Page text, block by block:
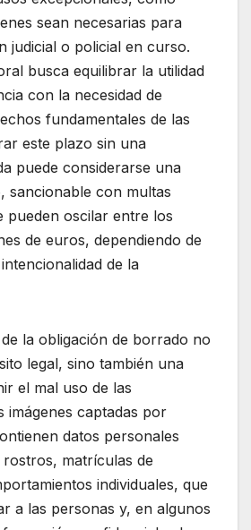
sean necesarias para
judicial o policial en curso.
busca equilibrar la utilidad
con la necesidad de
fundamentales de las
este plazo sin una
puede considerarse una
sancionable con multas
pueden oscilar entre los
de euros, dependiendo de
de la
la obligación de borrado no
legal, sino también una
el mal uso de las
imágenes captadas por
datos personales
matrículas de
individuales, que
a las personas y, en algunos